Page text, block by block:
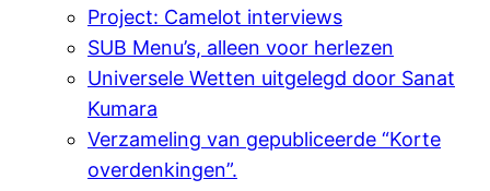
Project: Camelot interviews
SUB Menu’s, alleen voor herlezen
Universele Wetten uitgelegd door Sanat
Kumara
Verzameling van gepubliceerde “Korte
overdenkingen”.